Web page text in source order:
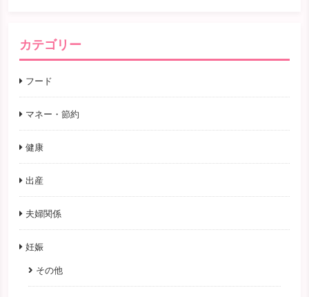
カテゴリー
フード
マネー・節約
健康
出産
夫婦関係
妊娠
その他